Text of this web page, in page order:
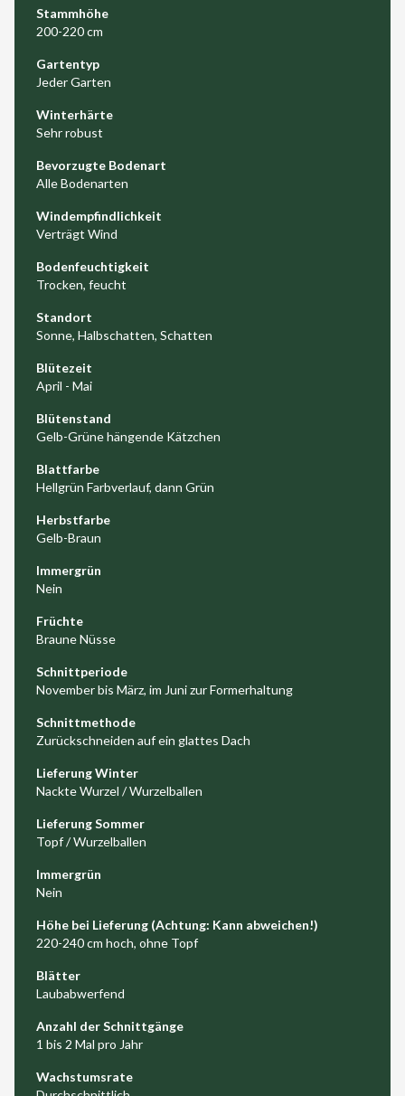
Stammhöhe
200-220 cm
Gartentyp
Jeder Garten
Winterhärte
Sehr robust
Bevorzugte Bodenart
Alle Bodenarten
Windempfindlichkeit
Verträgt Wind
Bodenfeuchtigkeit
Trocken, feucht
Standort
Sonne, Halbschatten, Schatten
Blütezeit
April - Mai
Blütenstand
Gelb-Grüne hängende Kätzchen
Blattfarbe
Hellgrün Farbverlauf, dann Grün
Herbstfarbe
Gelb-Braun
Immergrün
Nein
Früchte
Braune Nüsse
Schnittperiode
November bis März, im Juni zur Formerhaltung
Schnittmethode
Zurückschneiden auf ein glattes Dach
Lieferung Winter
Nackte Wurzel / Wurzelballen
Lieferung Sommer
Topf / Wurzelballen
Immergrün
Nein
Höhe bei Lieferung (Achtung: Kann abweichen!)
220-240 cm hoch, ohne Topf
Blätter
Laubabwerfend
Anzahl der Schnittgänge
1 bis 2 Mal pro Jahr
Wachstumsrate